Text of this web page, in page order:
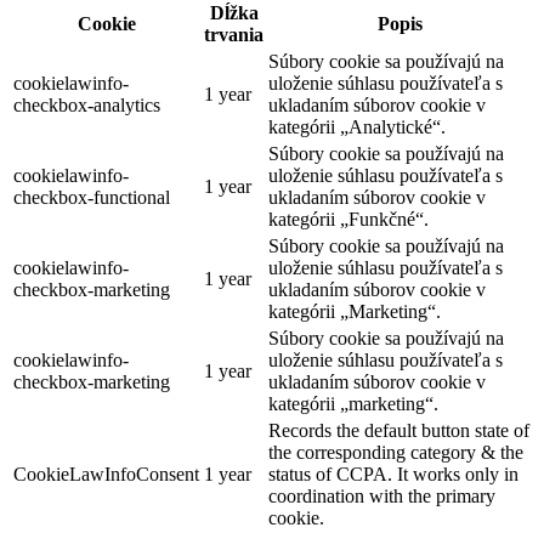
Cookie
Dĺžka
trvania
Popis
cookielawinfo-
checkbox-analytics
1 year
Súbory cookie sa používajú na
uloženie súhlasu používateľa s
ukladaním súborov cookie v
kategórii „Analytické“.
cookielawinfo-
checkbox-functional
1 year
Súbory cookie sa používajú na
uloženie súhlasu používateľa s
ukladaním súborov cookie v
kategórii „Funkčné“.
cookielawinfo-
checkbox-marketing
1 year
Súbory cookie sa používajú na
uloženie súhlasu používateľa s
ukladaním súborov cookie v
kategórii „Marketing“.
cookielawinfo-
checkbox-marketing
1 year
Súbory cookie sa používajú na
uloženie súhlasu používateľa s
ukladaním súborov cookie v
kategórii „marketing“.
CookieLawInfoConsent 1 year
Records the default button state of
the corresponding category & the
status of CCPA. It works only in
coordination with the primary
cookie.